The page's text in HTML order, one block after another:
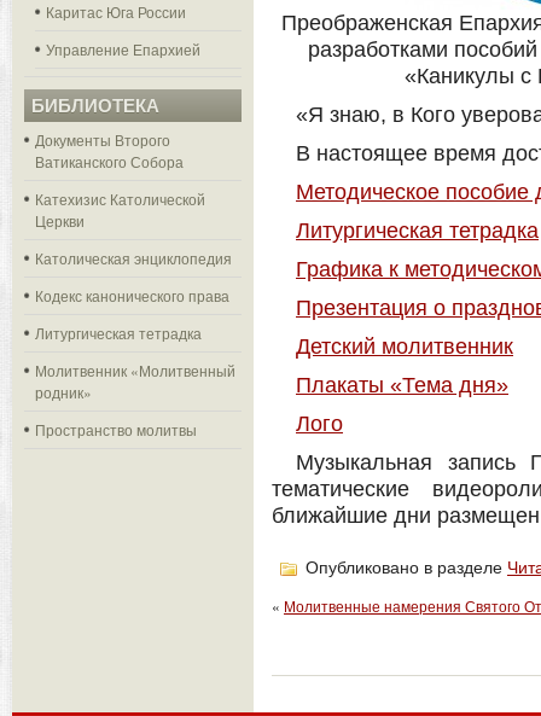
Каритас Юга России
Управление Епархией
БИБЛИОТЕКА
Документы Второго
Ватиканского Собора
Катехизис Католической
Церкви
Католическая энциклопедия
Кодекс канонического права
Литургическая тетрадка
Молитвенник «Молитвенный
родник»
Пространство молитвы
Преображенская
разработками
«Каникулы с
«Я знаю, в Кого
В настоящее время
Методическое пособие
Литургическая тетрадка
Графика к
Презентация о
Детский молитвенник
Плакаты «Тема дня»
Лого
Музыкальная запись
тематические
ближайшие дни
Опубликовано в разделе
« Молитвенные намерения Святого